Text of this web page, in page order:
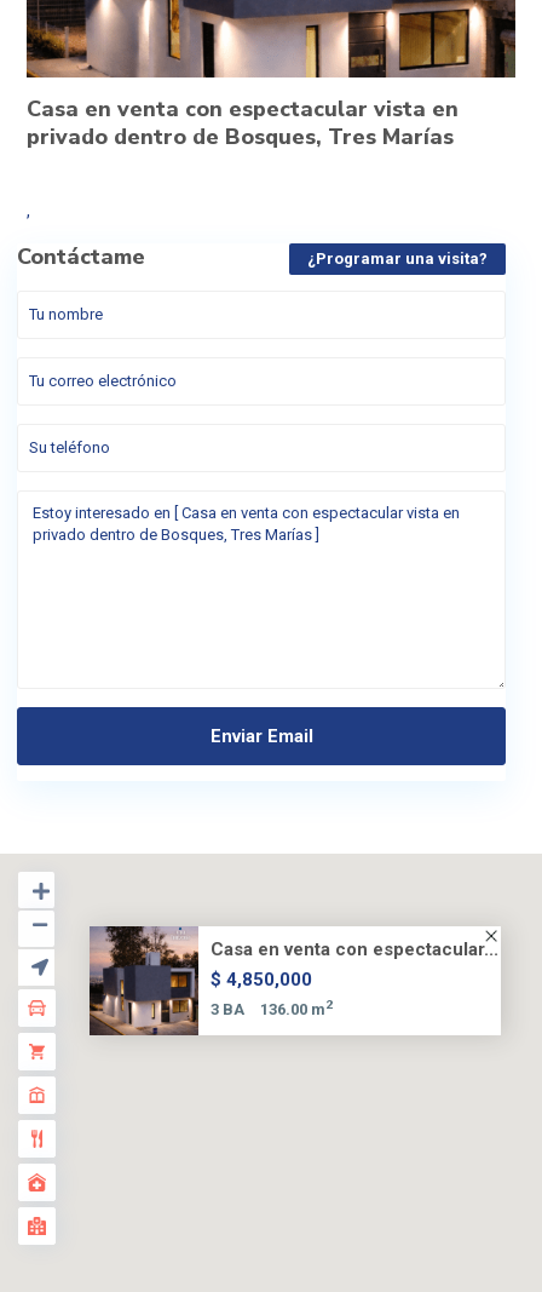
Casa en venta con espectacular vista en
privado dentro de Bosques, Tres Marías
,
Contáctame ¿Programar una visita?
Casa en venta con espectacular...
$ 4,850,000
3 BA 136.00 m2